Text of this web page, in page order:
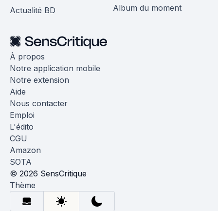
Actualité BD
Album du moment
À propos
Notre application mobile
Notre extension
Aide
Nous contacter
Emploi
L'édito
CGU
Amazon
SOTA
© 2026 SensCritique
Thème